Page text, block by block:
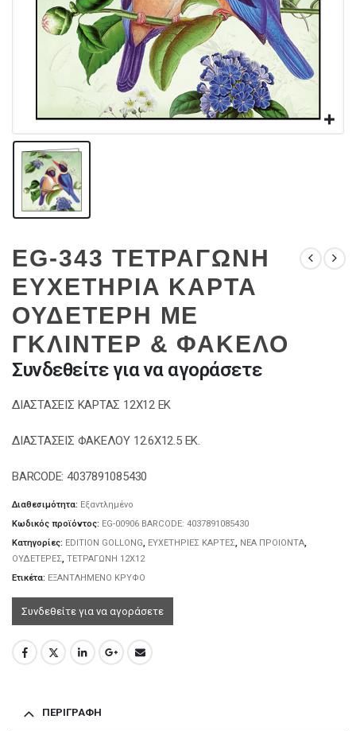
EG-343 ΤΕΤΡΑΓΩΝΗ
ΕΥΧΕΤΗΡΙΑ ΚΑΡΤΑ
ΟΥΔΕΤΕΡΗ ΜΕ
ΓΚΛΙΝΤΕΡ & ΦΑΚΕΛΟ
Συνδεθείτε για να αγοράσετε
ΔΙΑΣΤΑΣΕΙΣ ΚΑΡΤΑΣ 12Χ12 ΕΚ
ΔΙΑΣΤΑΣΕΙΣ ΦΑΚΕΛΟΥ 12.6Χ12.5 ΕΚ.
BARCODE: 4037891085430
Διαθεσιμότητα: Εξαντλημένο
Κωδικός προϊόντος: EG-00906 BARCODE: 4037891085430
Κατηγορίες: EDITION GOLLONG, ΕΥΧΕΤΗΡΙΕΣ ΚΑΡΤΕΣ, ΝΕΑ ΠΡΟΙΟΝΤΑ,
ΟΥΔΕΤΕΡΕΣ, ΤΕΤΡΑΓΩΝΗ 12X12
Ετικέτα: ΕΞΑΝΤΛΗΜΕΝΟ ΚΡΥΦΟ
Συνδεθείτε για να αγοράσετε
ΠΕΡΙΓΡΑΦΉ